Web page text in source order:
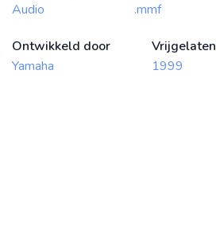
Audio
.mmf
Ontwikkeld door
Yamaha
Vrijgelaten
1999